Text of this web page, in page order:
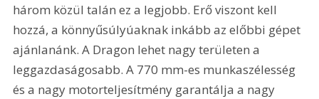
három közül talán ez a legjobb. Erő viszont kell
hozzá, a könnyűsúlyúaknak inkább az előbbi gépet
ajánlanánk. A Dragon lehet nagy területen a
leggazdaságosabb. A 770 mm-es munkaszélesség
és a nagy motorteljesítmény garantálja a nagy